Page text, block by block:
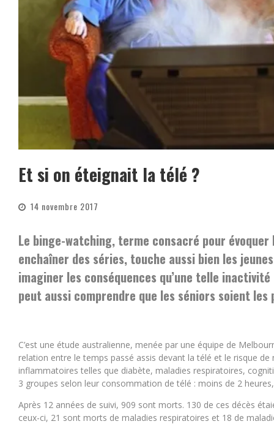
Et si on éteignait la télé ?
14 novembre 2017
Le binge-watching, terme consacré pour
enchaîner des séries, touche aussi bien les
imaginer les conséquences qu’une telle
peut aussi comprendre que les séniors soient les
C’est une étude australienne, menée par une équipe de
relation entre le temps passé assis devant la télé et le risque
inflammatoires telles que diabète, maladies respiratoires,
3 groupes selon leur consommation de télé : moins de 2
Après 12 années de suivi, 909 sont morts. 130 de ces décès
ceux-ci, 21 sont morts de maladies respiratoires et 18 de